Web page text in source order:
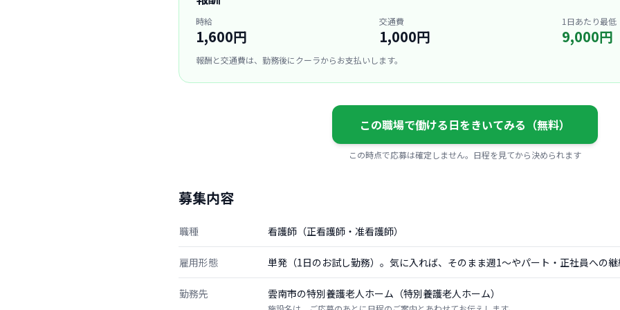
時給
1,600円
交通費
1,000円
1日あたり最低
9,000円
報酬と交通費は、勤務後にクーラからお支払いします。
この職場で働ける日をきいてみる（無料）
この時点で応募は確定しません。日程を見てから決められます
募集内容
職種 看護師（正看護師・准看護師）
雇用形態 単発（1日のお試し勤務）。気に入れば、そのまま週1〜やパート・正社員への継
勤務先 雲南市の特別養護老人ホーム（特別養護老人ホーム）